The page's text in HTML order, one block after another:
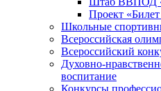
Проект
Школьные
Всероссийская
Всероссийский
Духовно-
воспитание